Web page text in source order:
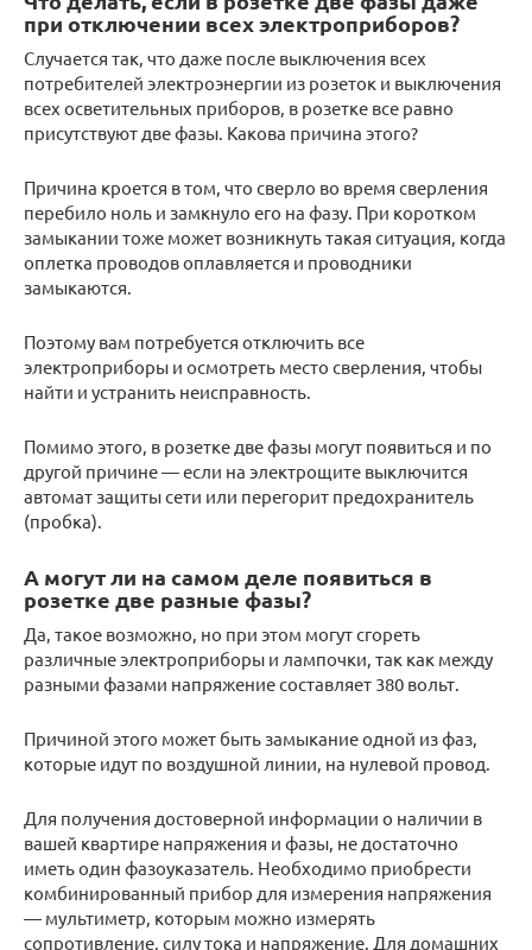
при отключении всех электроприборов?
Случается так, что даже после выключения всех
потребителей электроэнергии из розеток и выключения
всех осветительных приборов, в розетке все равно
присутствуют две фазы. Какова причина этого?
Причина кроется в том, что сверло во время сверления
перебило ноль и замкнуло его на фазу. При коротком
замыкании тоже может возникнуть такая ситуация, когда
оплетка проводов оплавляется и проводники
замыкаются.
Поэтому вам потребуется отключить все
электроприборы и осмотреть место сверления, чтобы
найти и устранить неисправность.
Помимо этого, в розетке две фазы могут появиться и по
другой причине — если на электрощите выключится
автомат защиты сети или перегорит предохранитель
(пробка).
А могут ли на самом деле появиться в
розетке две разные фазы?
Да, такое возможно, но при этом могут сгореть
различные электроприборы и лампочки, так как между
разными фазами напряжение составляет 380 вольт.
Причиной этого может быть замыкание одной из фаз,
которые идут по воздушной линии, на нулевой провод.
Для получения достоверной информации о наличии в
вашей квартире напряжения и фазы, не достаточно
иметь один фазоуказатель. Необходимо приобрести
комбинированный прибор для измерения напряжения
— мультиметр, которым можно измерять
сопротивление, силу тока и напряжение. Для домашних